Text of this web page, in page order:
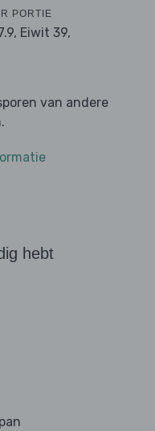
PORTIE
Eiwit 39,
van andere
hebt